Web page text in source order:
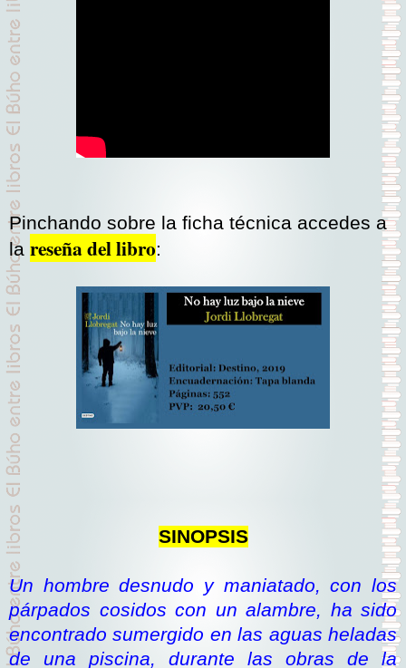
Pinchando sobre la ficha técnica accedes a
la reseña del libro:
SINOPSIS
Un hombre desnudo y maniatado, con los
párpados cosidos con un alambre, ha sido
encontrado sumergido en las aguas heladas
de una piscina, durante las obras de la